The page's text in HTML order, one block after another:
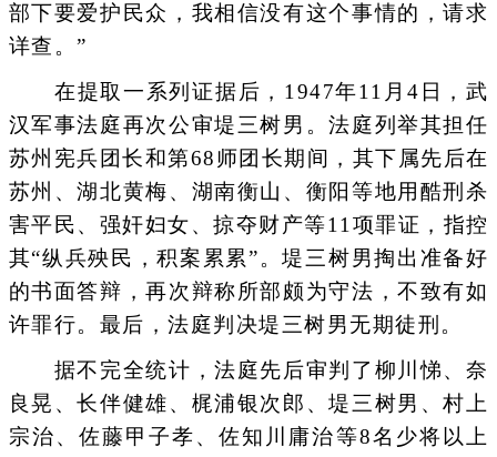
部下要爱护民众，我相信没有这个事情的，请求
详查。”
在提取一系列证据后，1947年11月4日，武
汉军事法庭再次公审堤三树男。法庭列举其担任
苏州宪兵团长和第68师团长期间，其下属先后在
苏州、湖北黄梅、湖南衡山、衡阳等地用酷刑杀
害平民、强奸妇女、掠夺财产等11项罪证，指控
其“纵兵殃民，积案累累”。堤三树男掏出准备好
的书面答辩，再次辩称所部颇为守法，不致有如
许罪行。最后，法庭判决堤三树男无期徒刑。
据不完全统计，法庭先后审判了柳川悌、奈
良晃、长伴健雄、梶浦银次郎、堤三树男、村上
宗治、佐藤甲子孝、佐知川庸治等8名少将以上